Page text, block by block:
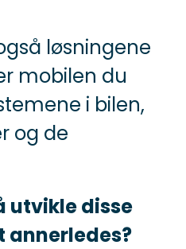
løsningene
mobilen du
i bilen,
og de
utvikle disse
annerledes?